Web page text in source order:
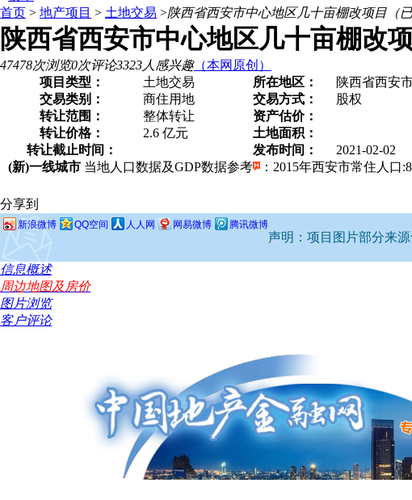
首页 > 地产项目 > 土地交易 >陕西省西安市中心地区几十亩棚改项目（
陕西省西安市中心地区几十亩棚改
47478次浏览0次评论3323人感兴趣（本网原创）
项目类型：
土地交易 所在地区： 陕西省西安
交易类别：
商住用地 交易方式：
股权
转让范围：
整体转让
资产估价：
转让价格：
2.6 亿元
土地面积：
转让截止时间：
发布时间：
2021-02-02
(新)一线城市 当地人口数据及GDP数据参考
：2015年西安市常住人口
分享到
新浪微博 QQ空间 人人网 网易微博 腾讯微博
声明：项目图片部分来
信息概述
周边地图及房价
图片浏览
客户评论